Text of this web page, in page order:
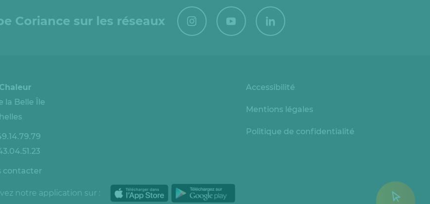
Coriance sur les réseaux
la Belle Île
contacter
Accessibilité
Mentions légales
Politique de confidentialité
notre application sur :